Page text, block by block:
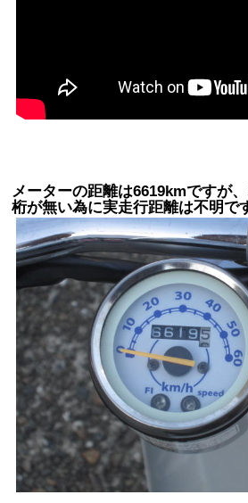
メーターの距離は6619kmですが
桁が無い為に実走行距離は不明で